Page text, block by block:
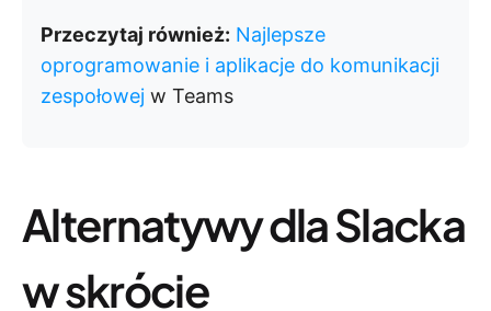
Przeczytaj również: Najlepsze
oprogramowanie i aplikacje do komunikacji
zespołowej w Teams
Alternatywy dla Slacka
w skrócie